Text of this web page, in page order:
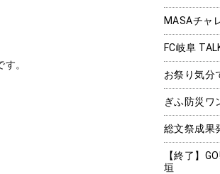
。
MASAチャ
FC岐阜
お祭り気分
ぎふ防災ワ
総文祭成果
【終了】
垣